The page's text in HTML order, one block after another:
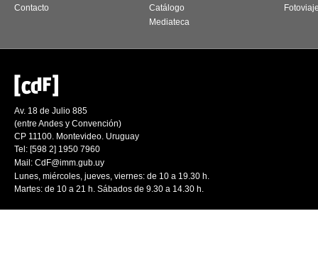
Contacto
Catálogo
Mediateca
Av. 18 de Julio 885
(entre Andes y Convención)
CP 11100. Montevideo. Uruguay
Tel: [598 2] 1950 7960
Mail: CdF@imm.gub.uy
Lunes, miércoles, jueves, viernes: de 10 a 19.30 h.
Martes: de 10 a 21 h. Sábados de 9.30 a 14.30 h.